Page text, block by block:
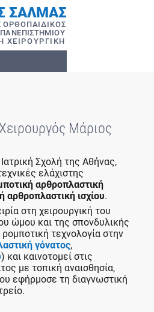
ΣΑΛΜΑΣ
ΟΡΘΟΠAIΔΙΚΟΣ
ΧΕΙΡΟΥΡΓΙΚΗ
Μάριος
Σχολή της Αθήνας,
ελάχιστης
αρθροπλαστική
αρθροπλαστική ισχίου.
στη χειρουργική του
ώμου και της σπονδυλικής
τεχνολογία στην
γόνατος,
) και καινοτομεί στις
με τοπική αναισθησία,
εφήρμοσε τη διαγνωστική